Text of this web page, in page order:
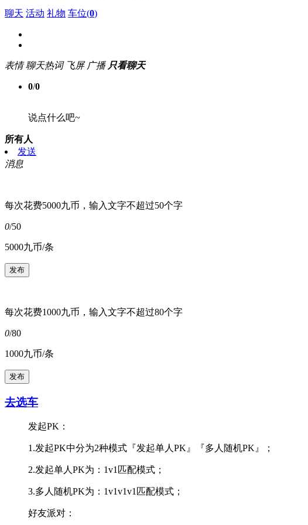
聊天 活动 礼物 车位(0)
表情 聊天热词 飞屏 广播 只看聊天
0/0
说点什么吧~
所有人
发送
消息
每次花费5000九币，输入文字不超过50个字
0/50
5000九币/条
每次花费1000九币，输入文字不超过80个字
0/80
1000九币/条
去选车
发起PK：
1.发起PK中分为2种模式『发起单人PK』『多人随机PK』；
2.发起单人PK为：1v1匹配模式；
3.多人随机PK为：1v1v1v1匹配模式；
好友派对：